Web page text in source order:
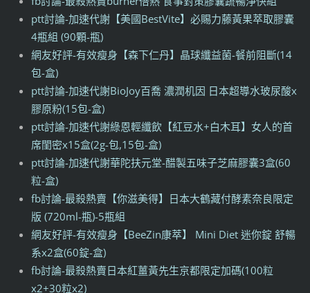
ptt討論-加速代謝【美國BestVite】必賜力藤黃果萃取膠囊
4瓶組 (90顆-瓶)
網友好評-有效瘦身【森下仁丹】晶球纖益菌-餐前阻斷(14
包-盒)
ptt討論-加速代謝BioJoy百喬 濃潤机因 日本超導水玻尿酸x
膠原粉(15包-盒)
ptt討論-加速代謝綠恩輕纖飲【紅豆水+白木耳】女人的首
席閨密x15盒(2g-包,15包-盒)
ptt討論-加速代謝華陀扶元堂-醋製五味子芝麻膠囊3盒(60
粒-盒)
fb討論-最殺熱賣【你滋美得】日本大鶴藏付酵素奈良限定
版 (720ml-瓶)-5瓶組
網友好評-有效瘦身【BeeZin康萃】 Mini Diet 迷你錠 舒暢
系x2盒(60錠-盒)
fb討論-最殺熱賣日本紅薑黃先生京都限定加碼(100粒
x2+30粒x2)